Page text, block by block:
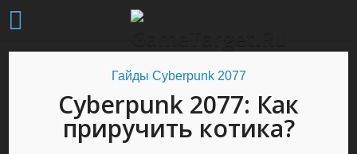
Гайды Cyberpunk 2077
Cyberpunk 2077: Как
приручить котика?